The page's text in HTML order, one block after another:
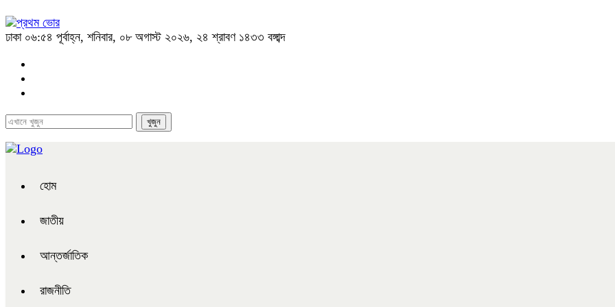
ঢাকা ০৬:৫৪ পূর্বাহ্ন, শনিবার, ০৮ অগাস্ট ২০২৬, ২৪ শ্রাবণ ১৪৩৩ বঙ্গাব্দ
হোম
জাতীয়
আন্তর্জাতিক
রাজনীতি